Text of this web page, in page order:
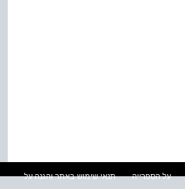
על הספרייה
תנאי שימוש באתר והגנה על